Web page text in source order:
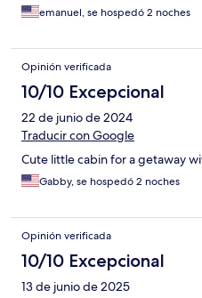
emanuel, se hospedó 2 noches
Opinión verificada
10/10 Excepcional
22 de junio de 2024
Traducir con Google
Cute little cabin for a getaway
Gabby, se hospedó 2 noches
Opinión verificada
10/10 Excepcional
13 de junio de 2025